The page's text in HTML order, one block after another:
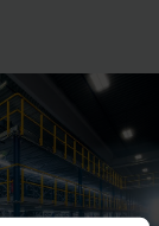
tanto
es posible
en las